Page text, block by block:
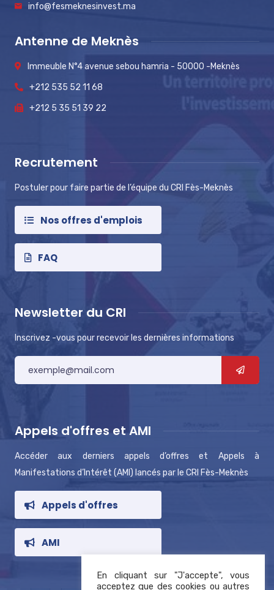
info@fesmeknesinvest.ma
Antenne de Meknès
Immeuble N°4 avenue sebou hamria - 50000 -Meknès
+212 535 52 11 68
+212 5 35 51 39 22
Recrutement
Postuler pour faire partie de l’équipe du CRI Fès-Meknès
Nos offres d'emplois
FAQ
Newsletter du CRI
Inscrivez -vous pour recevoir les dernières informations
Appels d'offres et AMI
Accéder aux derniers appels d’offres et Appels à
Manifestations d’Intérêt (AMI) lancés par le CRI Fès-Meknès
Appels d'offres
AMI
En cliquant sur "J'accepte", vous
acceptez que des cookies ou autres